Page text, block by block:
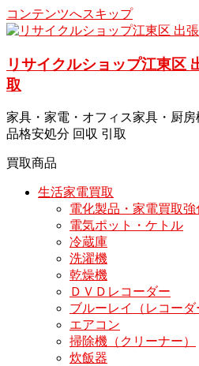
コンテンツへスキップ
リサイクルショップ江東区
取
家具・家電・オフィス家具・厨
品格安処分 回収 引取
買取商品
生活家電買取
電化製品・家電買取強
電気ポット・ケトル
冷蔵庫
洗濯機
乾燥機
ＤＶＤレコーダー
ブルーレイ（レコーダ
エアコン
掃除機（クリーナー）
炊飯器